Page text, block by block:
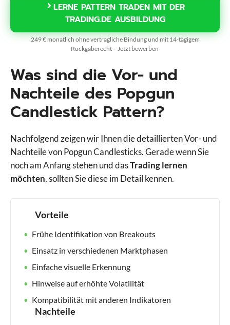
LERNE PATTERN TRADEN MIT DER
TRADING.DE AUSBILDUNG
249 € monatlich ohne vertragliche Bindung und mit 14-tägigem
Rückgaberecht – Jetzt bewerben
Was sind die Vor- und
Nachteile des Popgun
Candlestick Pattern?
Nachfolgend zeigen wir Ihnen die detaillierten Vor- und
Nachteile von Popgun Candlesticks. Gerade wenn Sie
noch am Anfang stehen und dasTrading lernen
möchten, sollten Sie diese im Detail kennen.
Vorteile
Frühe Identifikation von Breakouts
Einsatz in verschiedenen Marktphasen
Einfache visuelle Erkennung
Hinweise auf erhöhte Volatilität
Kompatibilität mit anderen Indikatoren
Nachteile